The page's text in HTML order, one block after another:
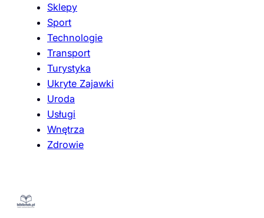
Sklepy
Sport
Technologie
Transport
Turystyka
Ukryte Zajawki
Uroda
Usługi
Wnętrza
Zdrowie